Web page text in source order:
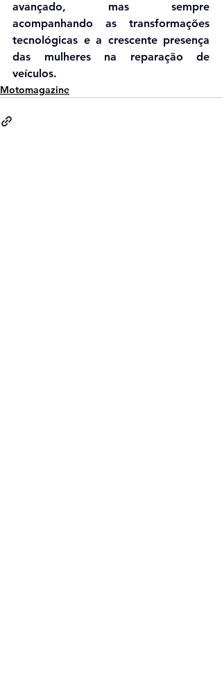
avançado, mas sempre
acompanhando as transformações
tecnológicas e a crescente presença
das mulheres na reparação de
veículos.
Motomagazine